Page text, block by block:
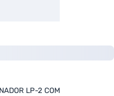
LP-2 COM